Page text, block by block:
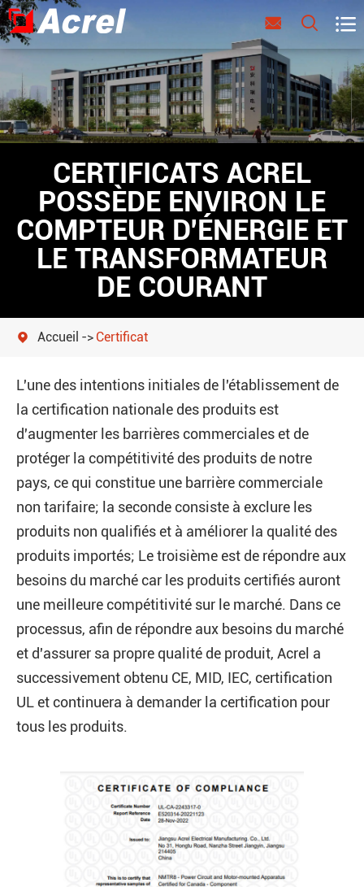
  
CERTIFICATS ACREL
POSSÈDE ENVIRON LE
COMPTEUR D'ÉNERGIE ET
LE TRANSFORMATEUR
DE COURANT
 Accueil Certificat
L'une des intentions initiales de l'établissement de
la certification nationale des produits est
d'augmenter les barrières commerciales et de
protéger la compétitivité des produits de notre
pays, ce qui constitue une barrière commerciale
non tarifaire; la seconde consiste à exclure les
produits non qualifiés et à améliorer la qualité des
produits importés; Le troisième est de répondre aux
besoins du marché car les produits certifiés auront
une meilleure compétitivité sur le marché. Dans ce
processus, afin de répondre aux besoins du marché
et d'assurer sa propre qualité de produit, Acrel a
successivement obtenu CE, MID, IEC, certification
UL et continuera à demander la certification pour
tous les produits.